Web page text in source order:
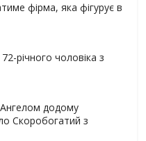
фірма, яка фігурує в
річного чоловіка з
додому
Скоробогатий з